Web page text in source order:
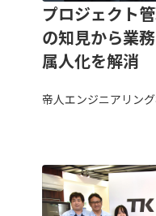
プロジェクト
の知見から業
属人化を解消
帝人エンジニアリン